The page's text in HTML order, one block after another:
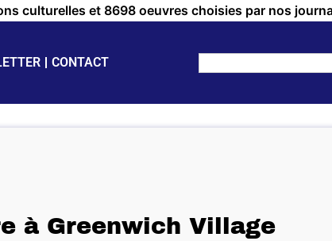
culturelles et 8698 oeuvres choisies par nos
CONTACT
à Greenwich Village